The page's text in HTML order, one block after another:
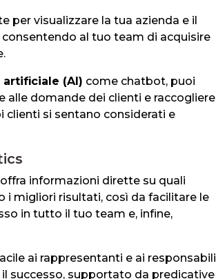
per visualizzare la tua azienda e il
al tuo team di acquisire
(AI) come chatbot, puoi
alle domande dei clienti e raccogliere
clienti si sentano considerati e
informazioni dirette su quali
i migliori risultati, così da facilitare le
in tutto il tuo team e, infine,
ai rappresentanti e ai responsabili
successo, supportato da predicative